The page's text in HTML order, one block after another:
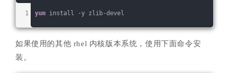
yum install -y zlib-devel
如果使用的其他 rhel 内核版本系统，使用下面命令安
装。